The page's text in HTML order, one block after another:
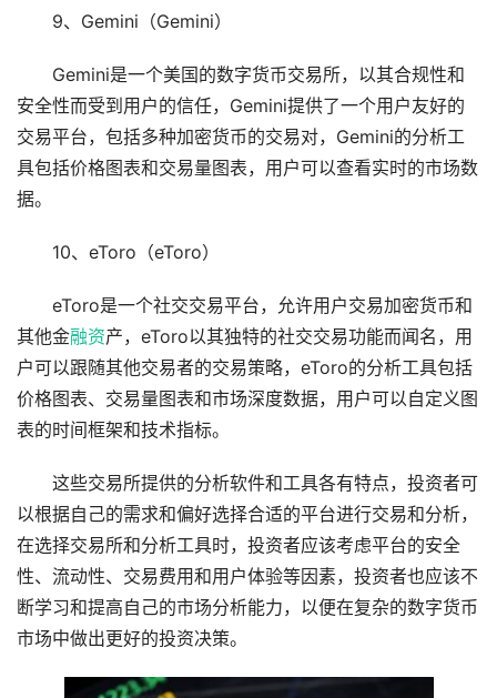
9、Gemini（Gemini）
Gemini是一个美国的数字货币交易所，以其合规性和
安全性而受到用户的信任，Gemini提供了一个用户友好的
交易平台，包括多种加密货币的交易对，Gemini的分析工
具包括价格图表和交易量图表，用户可以查看实时的市场数
据。
10、eToro（eToro）
eToro是一个社交交易平台，允许用户交易加密货币和
其他金融资产，eToro以其独特的社交交易功能而闻名，用
户可以跟随其他交易者的交易策略，eToro的分析工具包括
价格图表、交易量图表和市场深度数据，用户可以自定义图
表的时间框架和技术指标。
这些交易所提供的分析软件和工具各有特点，投资者可
以根据自己的需求和偏好选择合适的平台进行交易和分析，
在选择交易所和分析工具时，投资者应该考虑平台的安全
性、流动性、交易费用和用户体验等因素，投资者也应该不
断学习和提高自己的市场分析能力，以便在复杂的数字货币
市场中做出更好的投资决策。